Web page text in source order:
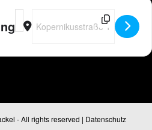
Address - Peter Wackel LIVE in
Destination Address - Peter
- All rights reserved | Datenschutz